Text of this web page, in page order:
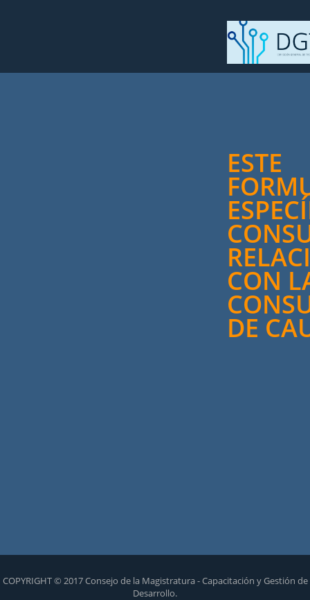
ESTE
CON
DE
COPYRIGHT © 2017 Consejo de la Magistratura - Capacitación y Gestión de
Desarrollo.